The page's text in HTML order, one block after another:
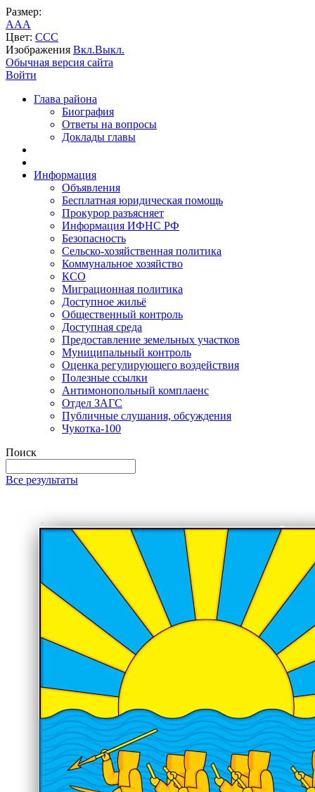
Размер:
AAA
Цвет: CCC
Изображения Вкл.Выкл.
Обычная версия сайта
Войти
Глава района
Биография
Ответы на вопросы
Доклады главы
Информация
Объявления
Бесплатная юридическая помощь
Прокурор разъясняет
Информация ИФНС РФ
Безопасность
Сельско-хозяйственная политика
Коммунальное хозяйство
КСО
Миграционная политика
Доступное жильё
Общественный контроль
Доступная среда
Предоставление земельных участков
Муниципальный контроль
Оценка регулирующего воздействия
Полезные ссылки
Антимонопольный комплаенс
Отдел ЗАГС
Публичные слушания, обсуждения
Чукотка-100
Поиск
Все результаты